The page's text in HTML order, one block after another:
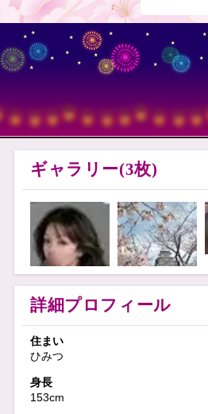
ギャラリー(3枚)
詳細プロフィール
住まい
ひみつ
身長
153cm